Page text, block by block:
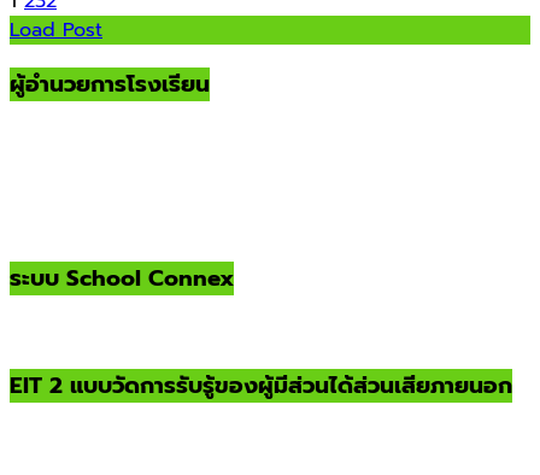
Load Post
ผู้อำนวยการโรงเรียน
ระบบ School Connex
EIT 2 แบบวัดการรับรู้ของผู้มีส่วนได้ส่วนเสียภายนอก